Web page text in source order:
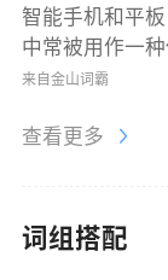
智能手机和平
中常被用作一
来自金山词霸
查看更多
词组搭配